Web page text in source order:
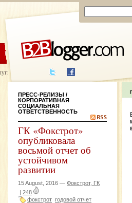
ЦЕНЫ ПОМОЩЬ
написания
ПРЕСС-РЕЛИЗЫ /
КОРПОРАТИВНАЯ
СОЦИАЛЬНАЯ
ОТВЕТСТВЕННОСТЬ
ГК «Фокстрот»
опубликовала
восьмой отчет об
устойчивом
развитии
15 August, 2016 — Фокстрот, ГК
| 248
фокстрот годовой отчет